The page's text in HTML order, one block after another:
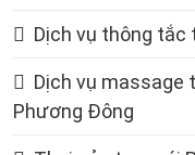
Dịch vụ thông tắc
Dịch vụ massage
Phương Đông